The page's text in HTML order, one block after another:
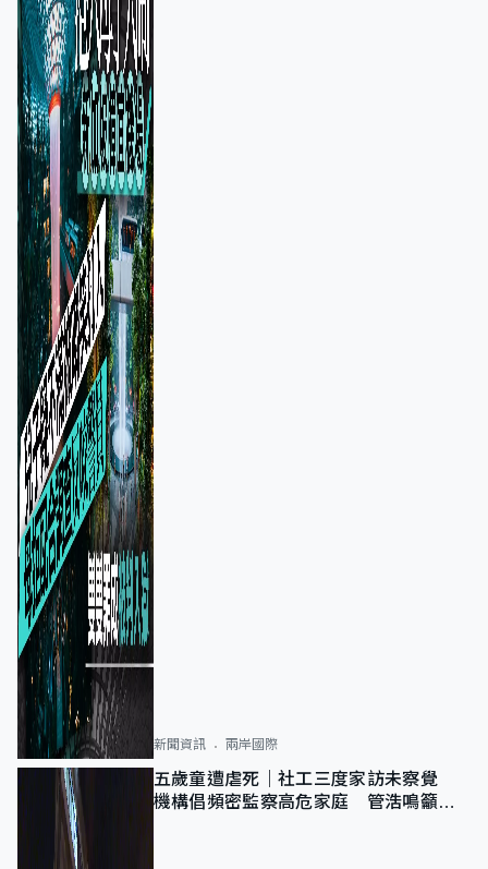
新聞資訊 兩岸國際
五歲童遭虐死｜社工三度家訪未察覺
機構倡頻密監察高危家庭 管浩鳴籲加